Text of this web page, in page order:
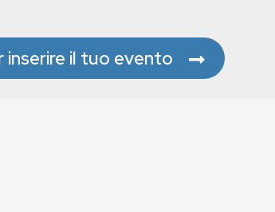
il tuo evento